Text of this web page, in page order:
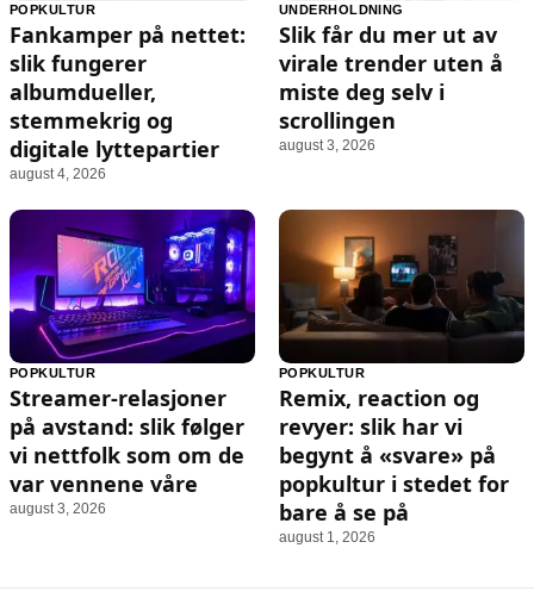
POPKULTUR
Fankamper på nettet:
slik fungerer
albumdueller,
stemmekrig og
digitale lyttepartier
august 4, 2026
UNDERHOLDNING
Slik får du mer ut av
virale trender uten å
miste deg selv i
scrollingen
august 3, 2026
POPKULTUR
Streamer-relasjoner
på avstand: slik følger
vi nettfolk som om de
var vennene våre
august 3, 2026
POPKULTUR
Remix, reaction og
revyer: slik har vi
begynt å «svare» på
popkultur i stedet for
bare å se på
august 1, 2026